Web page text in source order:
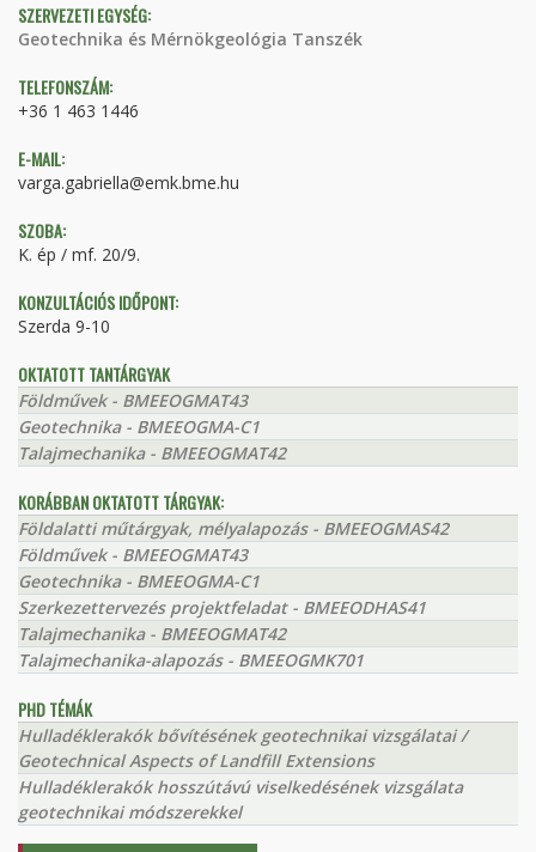
SZERVEZETI EGYSÉG:
Geotechnika és Mérnökgeológia Tanszék
TELEFONSZÁM:
+36 1 463 1446
E-MAIL:
varga.gabriella@emk.bme.hu
SZOBA:
K. ép / mf. 20/9.
KONZULTÁCIÓS IDŐPONT:
Szerda 9-10
OKTATOTT TANTÁRGYAK
Földművek - BMEEOGMAT43
Geotechnika - BMEEOGMA-C1
Talajmechanika - BMEEOGMAT42
KORÁBBAN OKTATOTT TÁRGYAK:
Földalatti műtárgyak, mélyalapozás - BMEEOGMAS42
Földművek - BMEEOGMAT43
Geotechnika - BMEEOGMA-C1
Szerkezettervezés projektfeladat - BMEEODHAS41
Talajmechanika - BMEEOGMAT42
Talajmechanika-alapozás - BMEEOGMK701
PHD TÉMÁK
Hulladéklerakók bővítésének geotechnikai vizsgálatai /
Geotechnical Aspects of Landfill Extensions
Hulladéklerakók hosszútávú viselkedésének vizsgálata
geotechnikai módszerekkel